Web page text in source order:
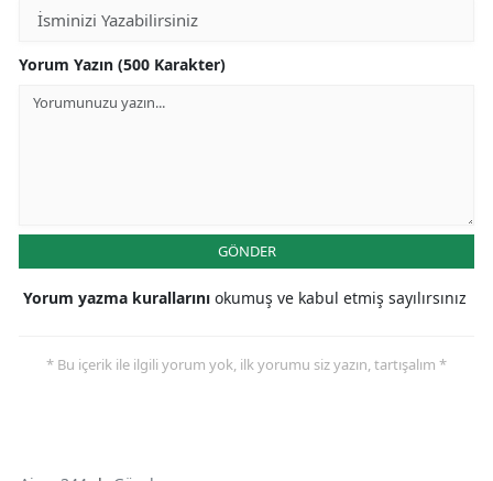
Yorum Yazın (500 Karakter)
GÖNDER
Yorum yazma kurallarını okumuş ve kabul etmiş sayılırsınız
* Bu içerik ile ilgili yorum yok, ilk yorumu siz yazın, tartışalım *